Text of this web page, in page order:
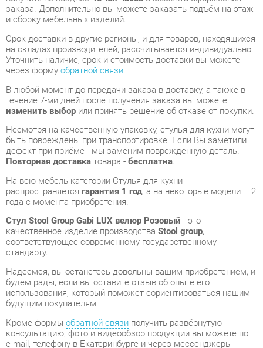
Уточнить наличие, срок и стоимость доставки вы можете
через формуобратной связи.
В любой момент до передачи заказа в доставку, а также в
течение 7-ми дней после получения заказа вы можете
изменить выборили принять решение об отказе от покупки.
Несмотря на качественную упаковку, стулья для кухни могут
дефект при приёме - мы заменим поврежденную деталь.
Повторная доставкатовара -бесплатна.
распространяетсягарантия 1 год, а на некоторые модели – 2
года с момента приобретения.
Стул Stool Group Gabi LUX велюр Розовый
качественное изделие производства
соответствующее современному государственному
стандарту.
Надеемся, вы останетесь довольны вашим приобретением, и
будем рады, если вы оставите отзыв об опыте его
использования, который поможет сориентироваться нашим
будущим покупателям.
Кроме формы
консультацию, фото и видеообзор продукции вы можете по
e-mail, телефону в Екатеринбурге и через мессенджеры
Telegram и WhatsApp.
Стулья для кухни также можно сравнить между собой в
Розовый, самостоятельно забрав его с нашего центрального
склада в г. Екатеринбург. Полный список адресов и